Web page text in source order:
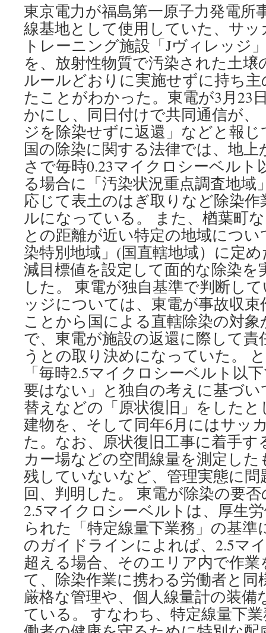
東京電力が福島第一原子力発電所
線基地として使用していた、サ
トレーニング施設「Jヴィレッジ
を、放射性物質で汚染された土
ルールどおりに実施せずに持ち
たことがわかった。東電が3月23
かにし、同日付けで共同通信が、
ジを除染せずに返還」などと報
国の除染に関する法律では、地
さで毎時0.23マイクロシーベルト
る場合に「汚染状況重点調査地域
応じて表土のはぎ取りなど除染
ルになっている。 また、楢葉町
との距離が近い特定の地域につ
染特別地域」(国直轄地域）に定
減目標値を設定して面的な除染を
した。 東電が独自基準で判断し
ッジについては、東電が事故収
ことから国による直轄除染の対
で、東電が施設の返還に際して
うとの取り決めになっていた。
「毎時2.5マイクロシーベルト以
要はない」と独自の考えに基づ
替えなどの「原状復旧」をしたと
建物を、そして同年6月にはサッ
た。なお、原状復旧工事に着手
カー場などの空間線量を測定し
残していないなど、管理実態に
回、判明した。 東電が除染の要
2.5マイクロシーベルトは、厚生
られた「特定線量下業務」の基準
のガイドラインによれば、2.5マ
超える場合、そのエリア内で作
て、除染作業に携わる労働者と同
厳格な管理や、個人線量計の装
ている。 すなわち、特定線量下